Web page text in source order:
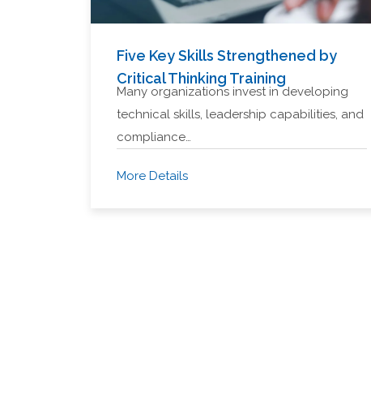
Five Key Skills Strengthened by
Critical Thinking Training
Many organizations invest in developing
technical skills, leadership capabilities, and
compliance…
More Details